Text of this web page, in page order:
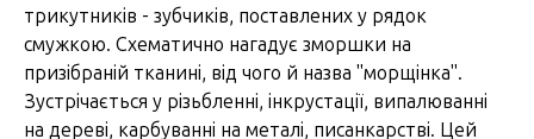
трикутників - зубчиків, поставлених у рядок
смужкою. Схематично нагадує зморшки на
призібраній тканині, від чого й назва "морщінка".
Зустрічається у різьбленні, інкрустації, випалюванні
на дереві, карбуванні на металі, писанкарстві. Цей